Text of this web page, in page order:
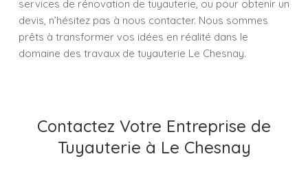
services de rénovation de tuyauterie, ou pour obtenir un
devis, n’hésitez pas à nous contacter. Nous sommes
prêts à transformer vos idées en réalité dans le
domaine des travaux de tuyauterie Le Chesnay.
Contactez Votre Entreprise de
Tuyauterie à Le Chesnay